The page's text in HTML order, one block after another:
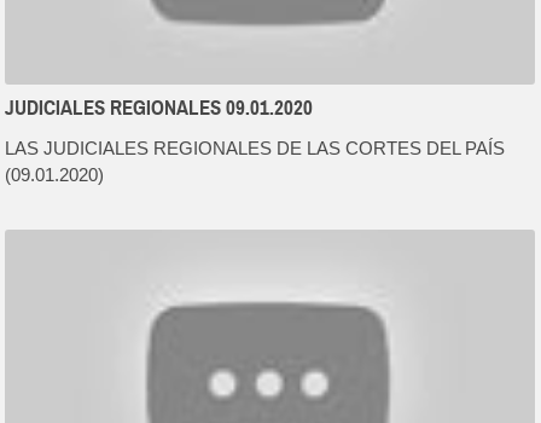
JUDICIALES REGIONALES 09.01.2020
LAS JUDICIALES REGIONALES DE LAS CORTES DEL PAÍS
(09.01.2020)